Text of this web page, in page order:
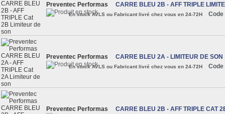
Preventec Performas CARRE BLEU 2B - AFF TRIPLE
En stock AVLS ou Fabricant livré chez vous en 24-72H Code
Preventec Performas CARRE BLEU 2A - LIMITEUR DE SON
En stock AVLS ou Fabricant livré chez vous en 24-72H Code
Preventec Performas CARRE BLEU 2B - AFF TRIPLE CAT